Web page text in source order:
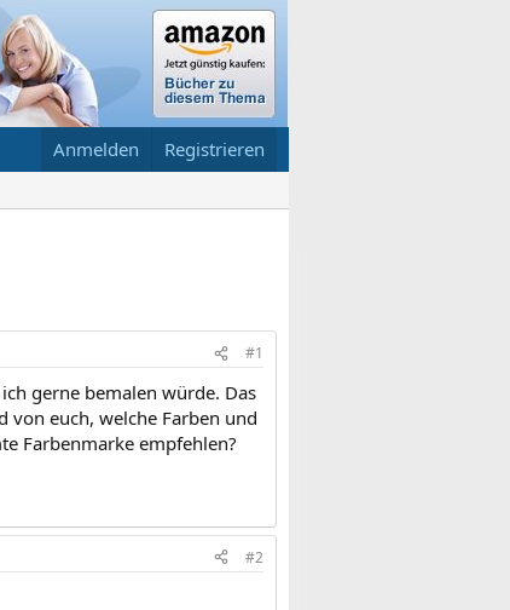
Anmelden Registrieren
#1
gerne bemalen würde. Das
von euch, welche Farben und
Farbenmarke empfehlen?
#2